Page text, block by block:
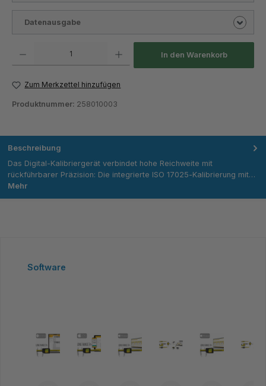
Datenausgabe
In den Warenkorb
Zum Merkzettel hinzufügen
Produktnummer: 258010003
Beschreibung
Das Digital-Kalibriergerät verbindet hohe Reichweite mit
rückführbarer Präzision: Die integrierte ISO 17025‑Kalibrierung mit…
Mehr
Produktgalerie überspringen
Software